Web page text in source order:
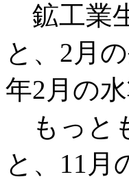
鉱工業
と、2月
年2月の
もっと
と、11月